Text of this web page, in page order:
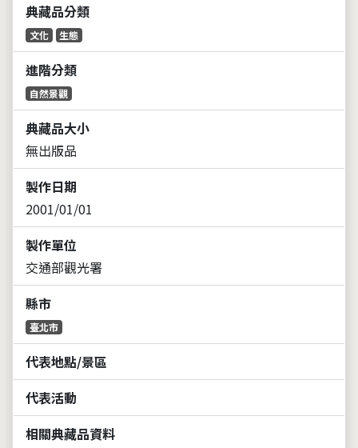
典藏品分類
文化 生態
進階分類
自然景觀
典藏品大小
無出版品
製作日期
2001/01/01
製作單位
交通部觀光署
縣市
臺北市
代表地點/景區
代表活動
相關典藏品資料